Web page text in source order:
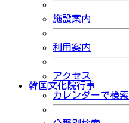
施設案内
利用案内
アクセス
韓国文化院行事
カレンダーで検索